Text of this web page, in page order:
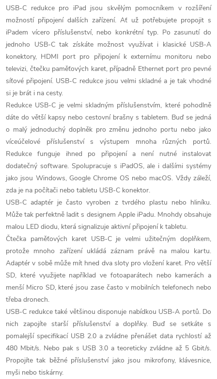
v
l
á
d
a
c
í
p
r
v
k
y
v
ý
p
i
s
u
USB-C redukce pro iPad jsou skvělým pomocníkem v rozšíření
možností připojení dalších zařízení. Ať už potřebujete propojit s
iPadem vícero příslušenství, nebo konkrétní typ. Po zasunutí do
jednoho USB-C tak získáte možnost využívat i klasické USB-A
konektory, HDMI port pro připojení k externímu monitoru nebo
televizi, čtečku paměťových karet, případně Ethernet port pro pevné
síťové připojení. USB-C redukce jsou velmi skladné a je tak vhodné
si je brát i na cesty.
Redukce USB-C je velmi skladným příslušenstvím, které pohodlně
dáte do větší kapsy nebo cestovní brašny s tabletem. Buď se jedná
o malý jednoduchý doplněk pro změnu jednoho portu nebo jako
víceúčelové příslušenství s výstupem mnoha různých portů.
Redukce funguje ihned po připojení a není nutné instalovat
dodatečný software. Spolupracuje s iPadOS, ale i dalšími systémy
jako jsou Windows, Google Chrome OS nebo macOS. Vždy záleží,
zda je na počítači nebo tabletu USB-C konektor.
USB-C adaptér je často vyroben z tvrdého plastu nebo hliníku.
Může tak perfektně ladit s designem Apple iPadu. Mnohdy obsahuje
malou LED diodu, která signalizuje aktivní připojení k tabletu.
Čtečka paměťových karet USB-C je velmi užitečným doplňkem,
protože mnoho zařízení ukládá záznam právě na malou kartu.
Adaptér v sobě může mít hned dva sloty pro vložení karet. Pro větší
SD, které využijete například ve fotoaparátech nebo kamerách a
menší Micro SD, které jsou zase často v mobilních telefonech nebo
třeba dronech.
USB-C redukce také většinou disponuje nabídkou USB-A portů. Do
nich zapojíte starší příslušenství a doplňky. Buď se setkáte s
pomalejší specifikací USB 2.0 a zvládne přenášet data rychlostí až
480 Mbit/s. Nebo pak s USB 3.0 a teoreticky zvládne až 5 Gbit/s.
Propojíte tak běžné příslušenství jako jsou mikrofony, klávesnice,
myši nebo tiskárny.